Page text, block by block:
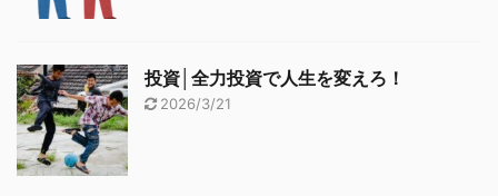
投資│全力投資で人生を変えろ！
2026/3/21